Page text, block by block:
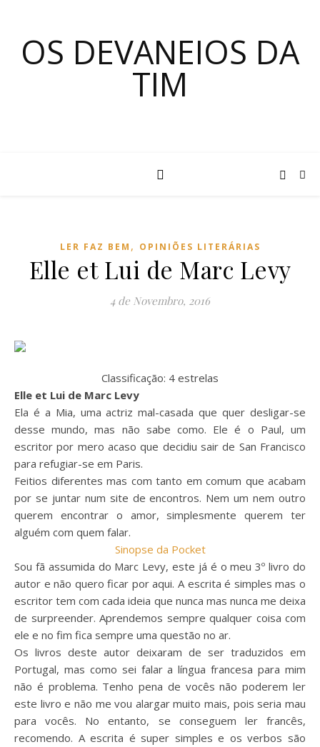
OS DEVANEIOS DA
TIM
LER FAZ BEM , OPINIÕES LITERÁRIAS
Elle et Lui de Marc Levy
4 de Novembro, 2016
Classificação: 4 estrelas
Elle et Lui de Marc Levy
Ela é a Mia, uma actriz mal-casada que quer desligar-se
desse mundo, mas não sabe como. Ele é o Paul, um
escritor por mero acaso que decidiu sair de San Francisco
para refugiar-se em Paris.
Feitios diferentes mas com tanto em comum que acabam
por se juntar num site de encontros. Nem um nem outro
querem encontrar o amor, simplesmente querem ter
alguém com quem falar.
Sinopse da Pocket
Sou fã assumida do Marc Levy, este já é o meu 3º livro do
autor e não quero ficar por aqui. A escrita é simples mas o
escritor tem com cada ideia que nunca mas nunca me deixa
de surpreender. Aprendemos sempre qualquer coisa com
ele e no fim fica sempre uma questão no ar.
Os livros deste autor deixaram de ser traduzidos em
Portugal, mas como sei falar a língua francesa para mim
não é problema. Tenho pena de vocês não poderem ler
este livro e não me vou alargar muito mais, pois seria mau
para vocês. No entanto, se conseguem ler francês,
recomendo. A escrita é super simples e os verbos são